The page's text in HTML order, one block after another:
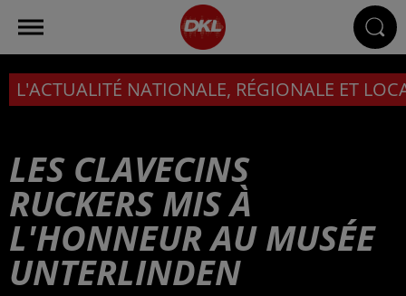
L'ACTUALITÉ NATIONALE, RÉGIONALE ET
LES CLAVECINS
RUCKERS MIS À
L'HONNEUR AU MUSÉE
UNTERLINDEN